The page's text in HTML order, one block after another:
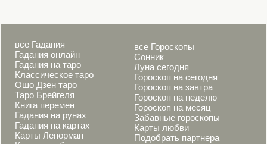
все Гадания
Гадания онлайн
Гадания на таро
Классическое таро
Ошо Дзен таро
Таро Брейгеля
Книга перемен
Гадания на рунах
Гадания на картах
Карты Ленорман
все Гороскопы
Сонник
Луна сегодня
Гороскоп на сегодня
Гороскоп на завтра
Гороскоп на неделю
Гороскоп на месяц
Забавные гороскопы
Карты любви
Подобрать партнера